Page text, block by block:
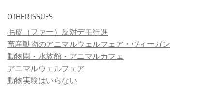
OTHER ISSUES
毛皮（ファー）反対デモ行進
畜産動物のアニマルウェルフェア・ヴィーガン
動物園・水族館・アニマルカフェ
アニマルウェルフェア
動物実験はいらない